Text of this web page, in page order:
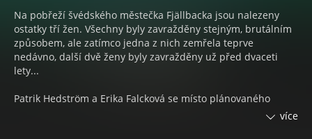
Na pobřeží švédského městečka Fjällbacka jsou nalezeny
ostatky tří žen. Všechny byly zavražděny stejným, brutálním
způsobem, ale zatímco jedna z nich zemřela teprve
nedávno, další dvě ženy byly zavražděny už před dvaceti
lety...
Patrik Hedström a Erika Falcková se místo plánovaného
odpočinkového týdne vrhají do pátrání po souvislostech více